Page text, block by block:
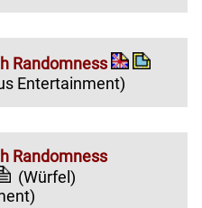
Randomness
Entertainment)
Randomness
(Würfel)